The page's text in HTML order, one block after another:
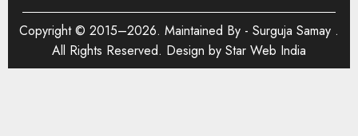
Copyright © 2015–2026. Maintained By - Surguja Samay .
All Rights Reserved. Design by Star Web India